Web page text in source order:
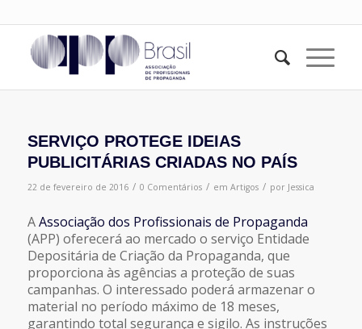
SERVIÇO PROTEGE IDEIAS
PUBLICITÁRIAS CRIADAS NO PAÍS
22 de fevereiro de 2016 / 0 Comentários / em Artigos / por Jessica
AAssociação dos Profissionais de Propaganda
(APP) oferecerá ao mercado o serviço Entidade
Depositária de Criação da Propaganda, que
proporciona às agências a proteção de suas
campanhas. O interessado poderá armazenar o
material no período máximo de 18 meses,
garantindo total segurança e sigilo. As instruções